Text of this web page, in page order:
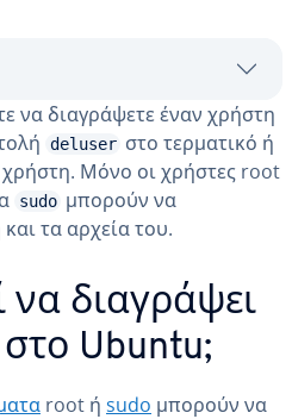
να διαγράψετε έναν χρήστη
deluser στο τερματικό ή
Μόνο οι χρήστες root
sudo μπορούν να
τα αρχεία του.
να διαγράψει
Ubuntu;
root ή sudo μπορούν να